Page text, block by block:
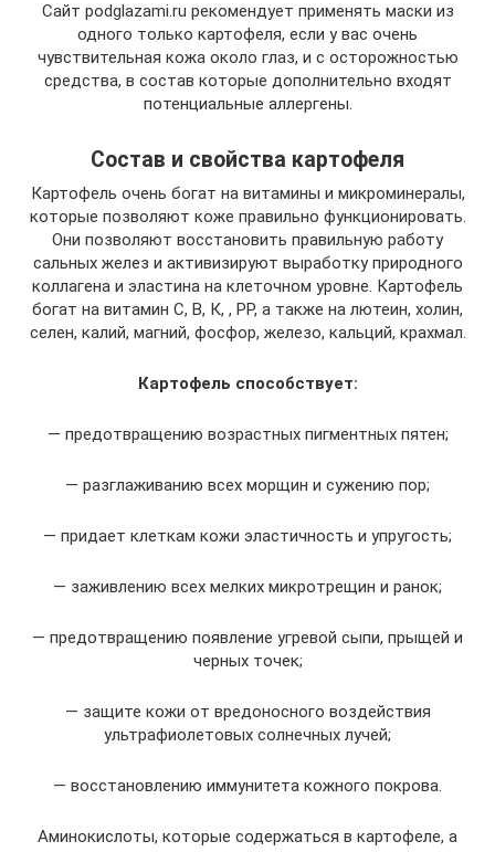
Сайт podglazami.ru рекомендует применять маски из
одного только картофеля, если у вас очень
чувствительная кожа около глаз, и с осторожностью
средства, в состав которые дополнительно входят
потенциальные аллергены.
Состав и свойства картофеля
Картофель очень богат на витамины и микроминералы,
которые позволяют коже правильно функционировать.
Они позволяют восстановить правильную работу
сальных желез и активизируют выработку природного
коллагена и эластина на клеточном уровне. Картофель
богат на витамин С, В, К, , РР, а также на лютеин, холин,
селен, калий, магний, фосфор, железо, кальций, крахмал.
Картофель способствует:
— предотвращению возрастных пигментных пятен;
— разглаживанию всех морщин и сужению пор;
— придает клеткам кожи эластичность и упругость;
— заживлению всех мелких микротрещин и ранок;
— предотвращению появление угревой сыпи, прыщей и
черных точек;
— защите кожи от вредоносного воздействия
ультрафиолетовых солнечных лучей;
— восстановлению иммунитета кожного покрова.
Аминокислоты, которые содержаться в картофеле, а